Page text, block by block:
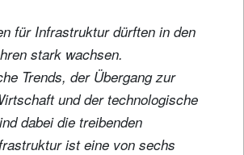
für Infrastruktur dürften in den
stark wachsen.
Trends, der Übergang zur
und der technologische
dabei die treibenden
ist eine von sechs